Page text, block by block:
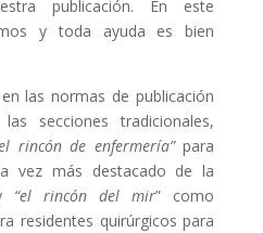
publicación. En este
y toda ayuda es bien
las normas de publicación
secciones tradicionales,
rincón de enfermería”para
vez más destacado de la
“el rincón del mir” como
residentes quirúrgicos para